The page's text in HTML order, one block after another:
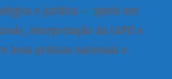
e jurídica— apoio em
interpretação da LGPD e
boas práticas nacionais e